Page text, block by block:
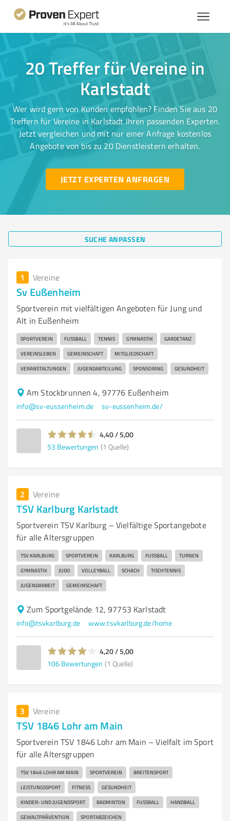
20 Treffer für Vereine in
Karlstadt
Wer wird gern von Kunden empfohlen? Finden Sie aus 20
Treffern für Vereine in Karlstadt Ihren passenden Experten.
Jetzt vergleichen und mit nur einer Anfrage kostenlos
Angebote von bis zu 20 Dienstleistern erhalten.
JETZT EXPERTEN ANFRAGEN
SUCHE ANPASSEN
1 Vereine
Sv Eußenheim
Sportverein mit vielfältigen Angeboten für Jung und
Alt in Eußenheim
SPORTVEREIN FUSSBALL TENNIS GYMNASTIK GARDETANZ
VEREINSLEBEN GEMEINSCHAFT MITGLIEDSCHAFT
VERANSTALTUNGEN JUGENDABTEILUNG SPONSORING GESUNDHEIT
Am Stockbrunnen 4, 97776 Eußenheim
info@sv-eussenheim.de sv-eussenheim.de/
4,40 / 5,00
53 Bewertungen (1 Quelle)
2 Vereine
TSV Karlburg Karlstadt
Sportverein TSV Karlburg – Vielfältige Sportangebote
für alle Altersgruppen
TSV KARLBURG SPORTVEREIN KARLBURG FUSSBALL TURNEN
GYMNASTIK JUDO VOLLEYBALL SCHACH TISCHTENNIS
JUGENDARBEIT GEMEINSCHAFT
Zum Sportgelände 12, 97753 Karlstadt
info@tsvkarlburg.de www.tsvkarlburg.de/home
4,20 / 5,00
106 Bewertungen (1 Quelle)
3 Vereine
TSV 1846 Lohr am Main
Sportverein TSV 1846 Lohr am Main – Vielfalt im Sport
für alle Altersgruppen
TSV 1846 LOHR AM MAIN SPORTVEREIN BREITENSPORT
LEISTUNGSSPORT FITNESS GESUNDHEIT
KINDER- UND JUGENDSPORT BADMINTON FUSSBALL HANDBALL
GEWALTPRÄVENTION SPORTABZEICHEN